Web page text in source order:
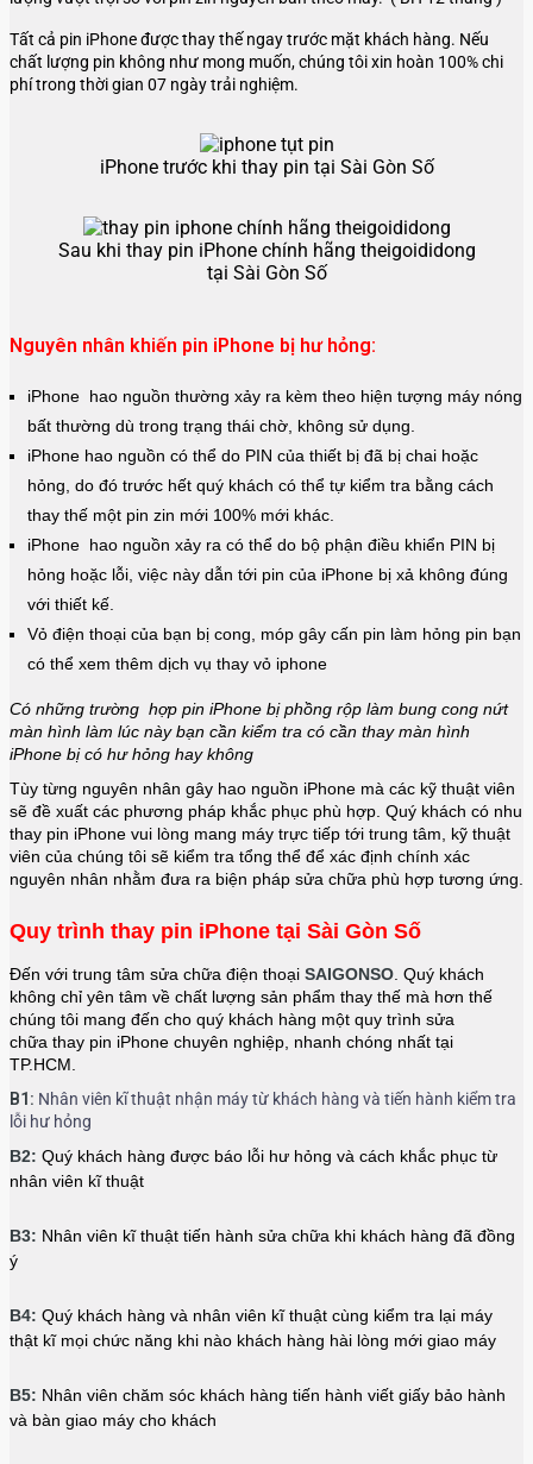
Tất cả pin iPhone được thay thế ngay trước mặt khách hàng. Nếu
chất lượng pin không như mong muốn, chúng tôi xin hoàn 100% chi
phí trong thời gian 07 ngày trải nghiệm.
iPhone trước khi thay pin tại Sài Gòn Số
Sau khi thay pin iPhone chính hãng theigoididong
tại Sài Gòn Số
Nguyên nhân khiến pin iPhone bị hư hỏng:
iPhone hao nguồn thường xảy ra kèm theo hiện tượng máy nóng
bất thường dù trong trạng thái chờ, không sử dụng.
iPhone hao nguồn có thể do PIN của thiết bị đã bị chai hoặc
hỏng, do đó trước hết quý khách có thể tự kiểm tra bằng cách
thay thế một pin zin mới 100% mới khác.
iPhone hao nguồn xảy ra có thể do bộ phận điều khiển PIN bị
hỏng hoặc lỗi, việc này dẫn tới pin của iPhone bị xả không đúng
với thiết kế.
Vỏ điện thoại của bạn bị cong, móp gây cấn pin làm hỏng pin bạn
có thể xem thêm dịch vụ thay vỏ iphone
Có những trường hợp pin iPhone bị phồng rộp làm bung cong nứt
màn hình làm lúc này bạn cần kiểm tra có cần thay màn hình
iPhone bị có hư hỏng hay không
Tùy từng nguyên nhân gây hao nguồn iPhone mà các kỹ thuật viên
sẽ đề xuất các phương pháp khắc phục phù hợp. Quý khách có nhu
thay pin iPhone vui lòng mang máy trực tiếp tới trung tâm, kỹ thuật
viên của chúng tôi sẽ kiểm tra tổng thể để xác định chính xác
nguyên nhân nhằm đưa ra biện pháp sửa chữa phù hợp tương ứng.
Quy trình thay pin iPhone tại Sài Gòn Số
Đến với trung tâm sửa chữa điện thoại SAIGONSO. Quý khách
không chỉ yên tâm về chất lượng sản phẩm thay thế mà hơn thế
chúng tôi mang đến cho quý khách hàng một quy trình sửa
chữa thay pin iPhone chuyên nghiệp, nhanh chóng nhất tại
TP.HCM.
B1: Nhân viên kĩ thuật nhận máy từ khách hàng và tiến hành kiểm tra
lỗi hư hỏng
B2: Quý khách hàng được báo lỗi hư hỏng và cách khắc phục từ
nhân viên kĩ thuật
B3: Nhân viên kĩ thuật tiến hành sửa chữa khi khách hàng đã đồng
ý
B4: Quý khách hàng và nhân viên kĩ thuật cùng kiểm tra lại máy
thật kĩ mọi chức năng khi nào khách hàng hài lòng mới giao máy
B5: Nhân viên chăm sóc khách hàng tiến hành viết giấy bảo hành
và bàn giao máy cho khách